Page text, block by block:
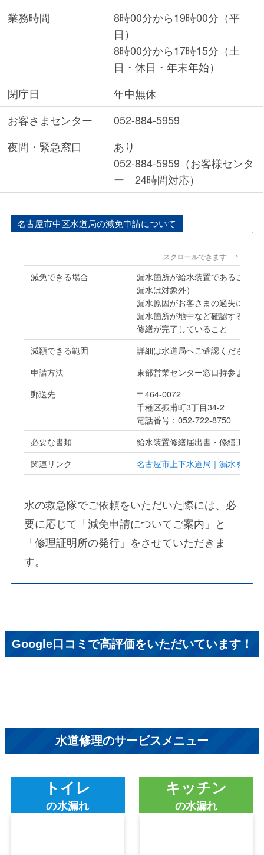
業務時間
8時00分から19時00分（平
日）
8時00分から17時15分（土
日・休日・年末年始）
閉庁日
年中無休
お客さまセンター
052-884-5959
夜間・緊急窓口
あり
052-884-5959（お客様センタ
ー 24時間対応）
名古屋市中区水道局の減免申請について
スクロールできます
減免できる場合
漏水箇所が給水装置であること
漏水は対象外）
漏水原因がお客さまの過失による
漏水箇所が地中など確認するこ
修繕が完了していること
減額できる範囲
詳細は水道局へご確認ください
申請方法
東部営業センター窓口持参または
郵送先
〒464-0072
千種区振甫町3丁目34-2
電話番号：052-722-8750
必要な書類
給水装置修繕届出書・修繕工事
関連リンク
名古屋市上下水道局｜漏水を修
水の救急隊でご依頼をいただいた際には、必
要に応じて「減免申請についてご案内」と
「修理証明所の発行」をさせていただきま
す。
Google口コミで高評価をいただいています！
水道修理のサービスメニュー
トイレ
の水漏れ
キッチン
の水漏れ